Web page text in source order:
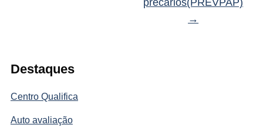
Destaques
Centro Qualifica
Auto avaliação
→